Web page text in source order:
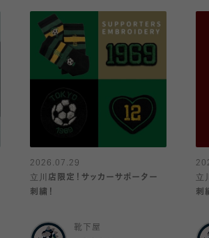
2026.07.29
立川店限定！サッカーサポーター
刺繍！
靴下屋
立
刺